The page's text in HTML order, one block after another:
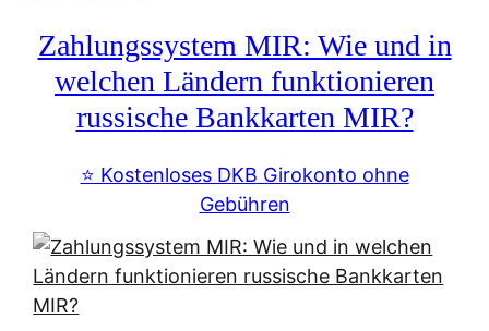
c
h
u
f
-
l
t
Zahlungssystem MIR: Wie und in
welchen Ländern funktionieren
russische Bankkarten MIR?
⭐️ Kostenloses DKB Girokonto ohne
Gebühren